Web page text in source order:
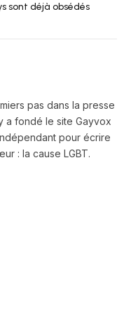
sont déjà obsédés
pas dans la presse
a fondé le site Gayvox
pour écrire
: la cause LGBT.